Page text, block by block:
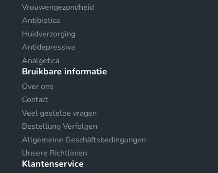
Vrouwengezondheid
Antibiotica
Huidverzorging
Antidepressiva
Analgetica
Bruikbare informatie
Over ons
Contact
Veel gestelde vragen
Bestellung Verfolgen
Allgemeine Geschäftsbedingungen
Unsere Richtlinien
Klantenservice